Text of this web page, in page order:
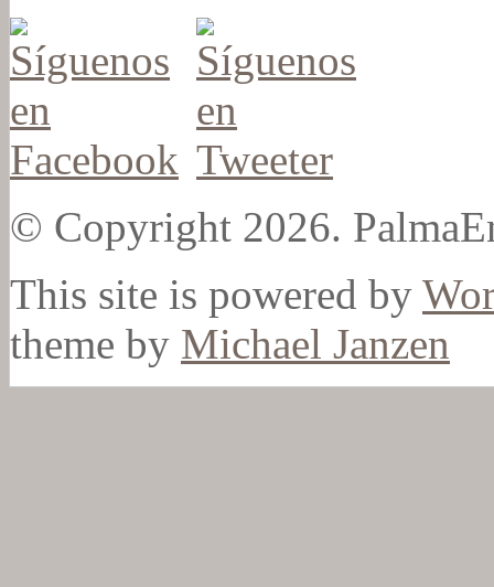
© Copyright 2026.
This site is powered by
theme by Michael Janzen